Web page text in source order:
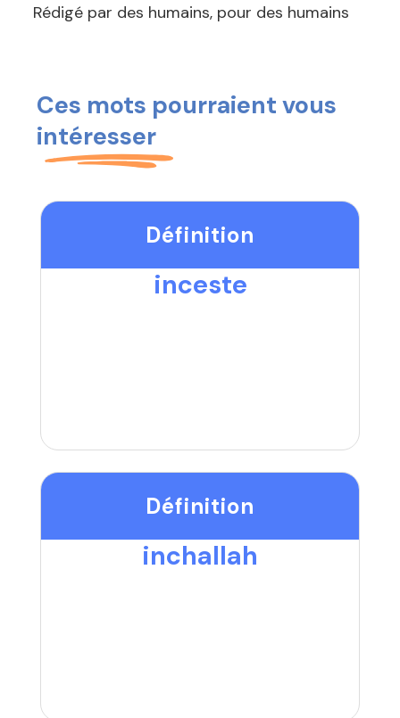
Rédigé par des humains, pour des humains
Ces mots pourraient vous
intéresser
Définition
inceste
Définition
inchallah